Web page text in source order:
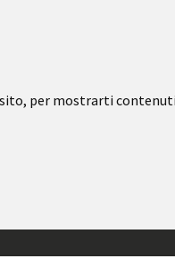
per mostrarti